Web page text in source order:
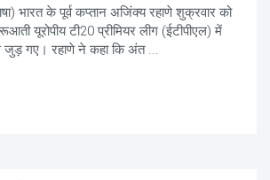
भारत के पूर्व कप्तान अजिंक्य रहाणे शुक्रवार को
यूरोपीय टी20 प्रीमियर लीग (ईटीपीएल) में
जुड़ गए। रहाणे ने कहा कि अंत ...